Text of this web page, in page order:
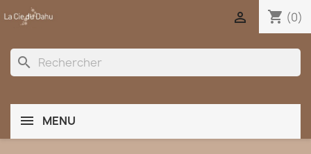
shopping_cart (0)

search
MENU